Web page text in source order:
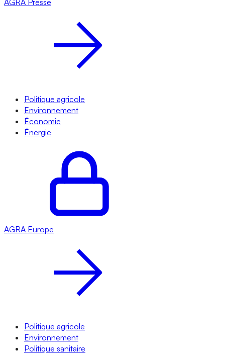
AGRA Presse
Politique agricole
Environnement
Économie
Énergie
AGRA Europe
Politique agricole
Environnement
Politique sanitaire